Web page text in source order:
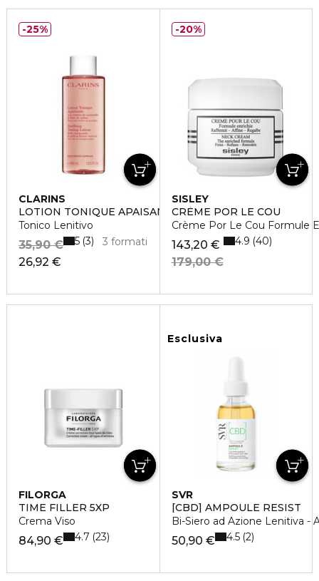
CLARINS
LOTION TONIQUE APAISANTE
Tonico Lenitivo
26,92 €
35,90 € 3 formati
5 3
25%
SISLEY
CRÈME POR LE COU
Crème Por Le Cou Formule
143,20 €
179,00 €
4.9 40
20%
FILORGA
TIME FILLER 5XP
Crema Viso
84,90 € 4.7 23
Esclusiva
SVR
[CBD] AMPOULE RESIST
Bi-Siero ad Azione Lenitiva -
50,90 € 4.5 2